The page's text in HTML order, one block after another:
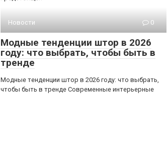
Новости 0
Модные тенденции штор в 2026
году: что выбрать, чтобы быть в
тренде
Модные тенденции штор в 2026 году: что выбрать,
чтобы быть в тренде Современные интерьерные